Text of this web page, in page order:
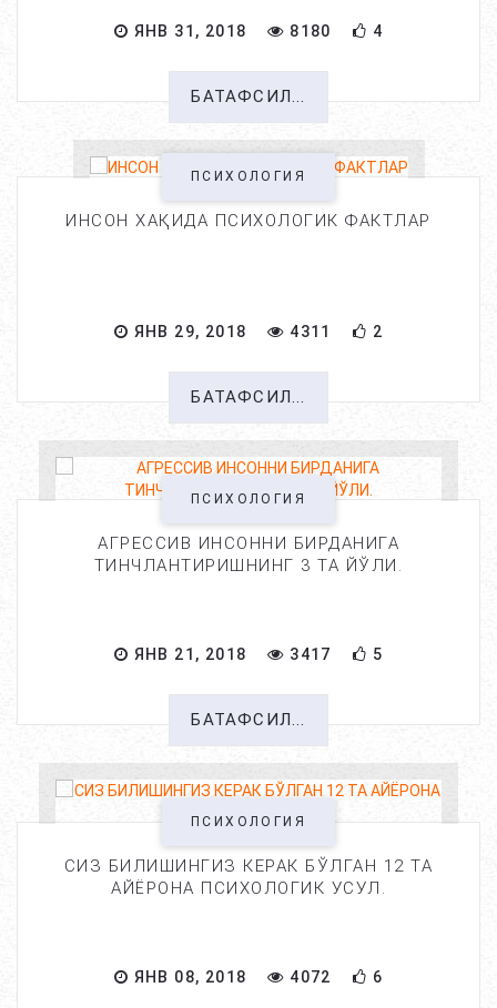
ЯНВ 31, 2018 8180 4
БАТАФСИЛ...
ПСИХОЛОГИЯ
ИНСОН ХАҚИДА ПСИХОЛОГИК ФАКТЛАР
ЯНВ 29, 2018 4311 2
БАТАФСИЛ...
ПСИХОЛОГИЯ
АГРЕССИВ ИНСОННИ БИРДАНИГА
ТИНЧЛАНТИРИШНИНГ 3 ТА ЙЎЛИ.
ЯНВ 21, 2018 3417 5
БАТАФСИЛ...
ПСИХОЛОГИЯ
СИЗ БИЛИШИНГИЗ КЕРАК БЎЛГАН 12 ТА
АЙЁРОНА ПСИХОЛОГИК УСУЛ.
ЯНВ 08, 2018 4072 6